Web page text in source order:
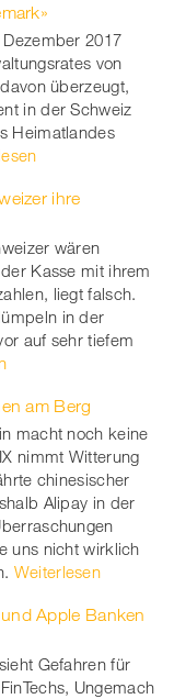
2017
von
überzeugt,
in der Schweiz
Heimatlandes
ihre
wären
Kasse mit ihrem
liegt falsch.
in der
auf sehr tiefem
am Berg
macht noch keine
nimmt Witterung
chinesischer
Alipay in der
uns nicht wirklich
Weiterlesen
Apple Banken
Gefahren für
Ungemach